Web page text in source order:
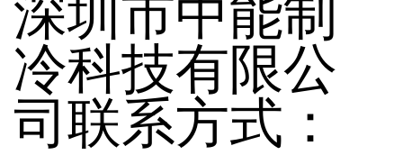
冷科技有限公
司联系方式：